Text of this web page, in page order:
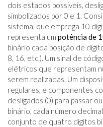
dois estados possíveis,
simbolizados por 0 e 1.
sistema, que emprega 10
representa um potência de
binário cada posição de
8, 16, etc.). Um sinal de
elétricos que representam
serem realizadas. Um
regulares, e componentes
desligados (0) para passar
binário, cada número
conjunto de quatro dígitos